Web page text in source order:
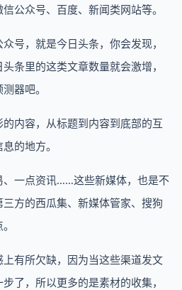
公众号、百度、新闻类网站等。
号，就是今日头条，你会发现，
条里的这类文章数量就会激增，
器吧。
内容，从标题到内容到底部的互
的地方。
、一点资讯……这些新媒体，也是不
方的西瓜集、新媒体管家、搜狗
有所欠缺，因为当这些渠道发文
了，所以更多的是素材的收集，